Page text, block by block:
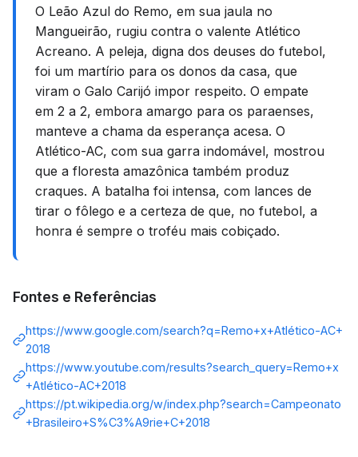
O Leão Azul do Remo, em sua jaula no
Mangueirão, rugiu contra o valente Atlético
Acreano. A peleja, digna dos deuses do futebol,
foi um martírio para os donos da casa, que
viram o Galo Carijó impor respeito. O empate
em 2 a 2, embora amargo para os paraenses,
manteve a chama da esperança acesa. O
Atlético-AC, com sua garra indomável, mostrou
que a floresta amazônica também produz
craques. A batalha foi intensa, com lances de
tirar o fôlego e a certeza de que, no futebol, a
honra é sempre o troféu mais cobiçado.
Fontes e Referências
https://www.google.com/search?q=Remo+x+Atlético-AC+
2018
https://www.youtube.com/results?search_query=Remo+x
+Atlético-AC+2018
https://pt.wikipedia.org/w/index.php?search=Campeonato
+Brasileiro+S%C3%A9rie+C+2018